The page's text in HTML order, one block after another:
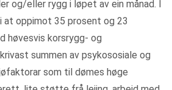
og/eller rygg i løpet av ein månad. I
at oppimot 35 prosent og 23
høvesvis korsrygg- og
summen av psykososiale og
som til dømes høge